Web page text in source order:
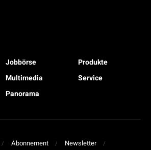
Jobbörse
Multimedia
Panorama
Produkte
Service
Abonnement
Newsletter